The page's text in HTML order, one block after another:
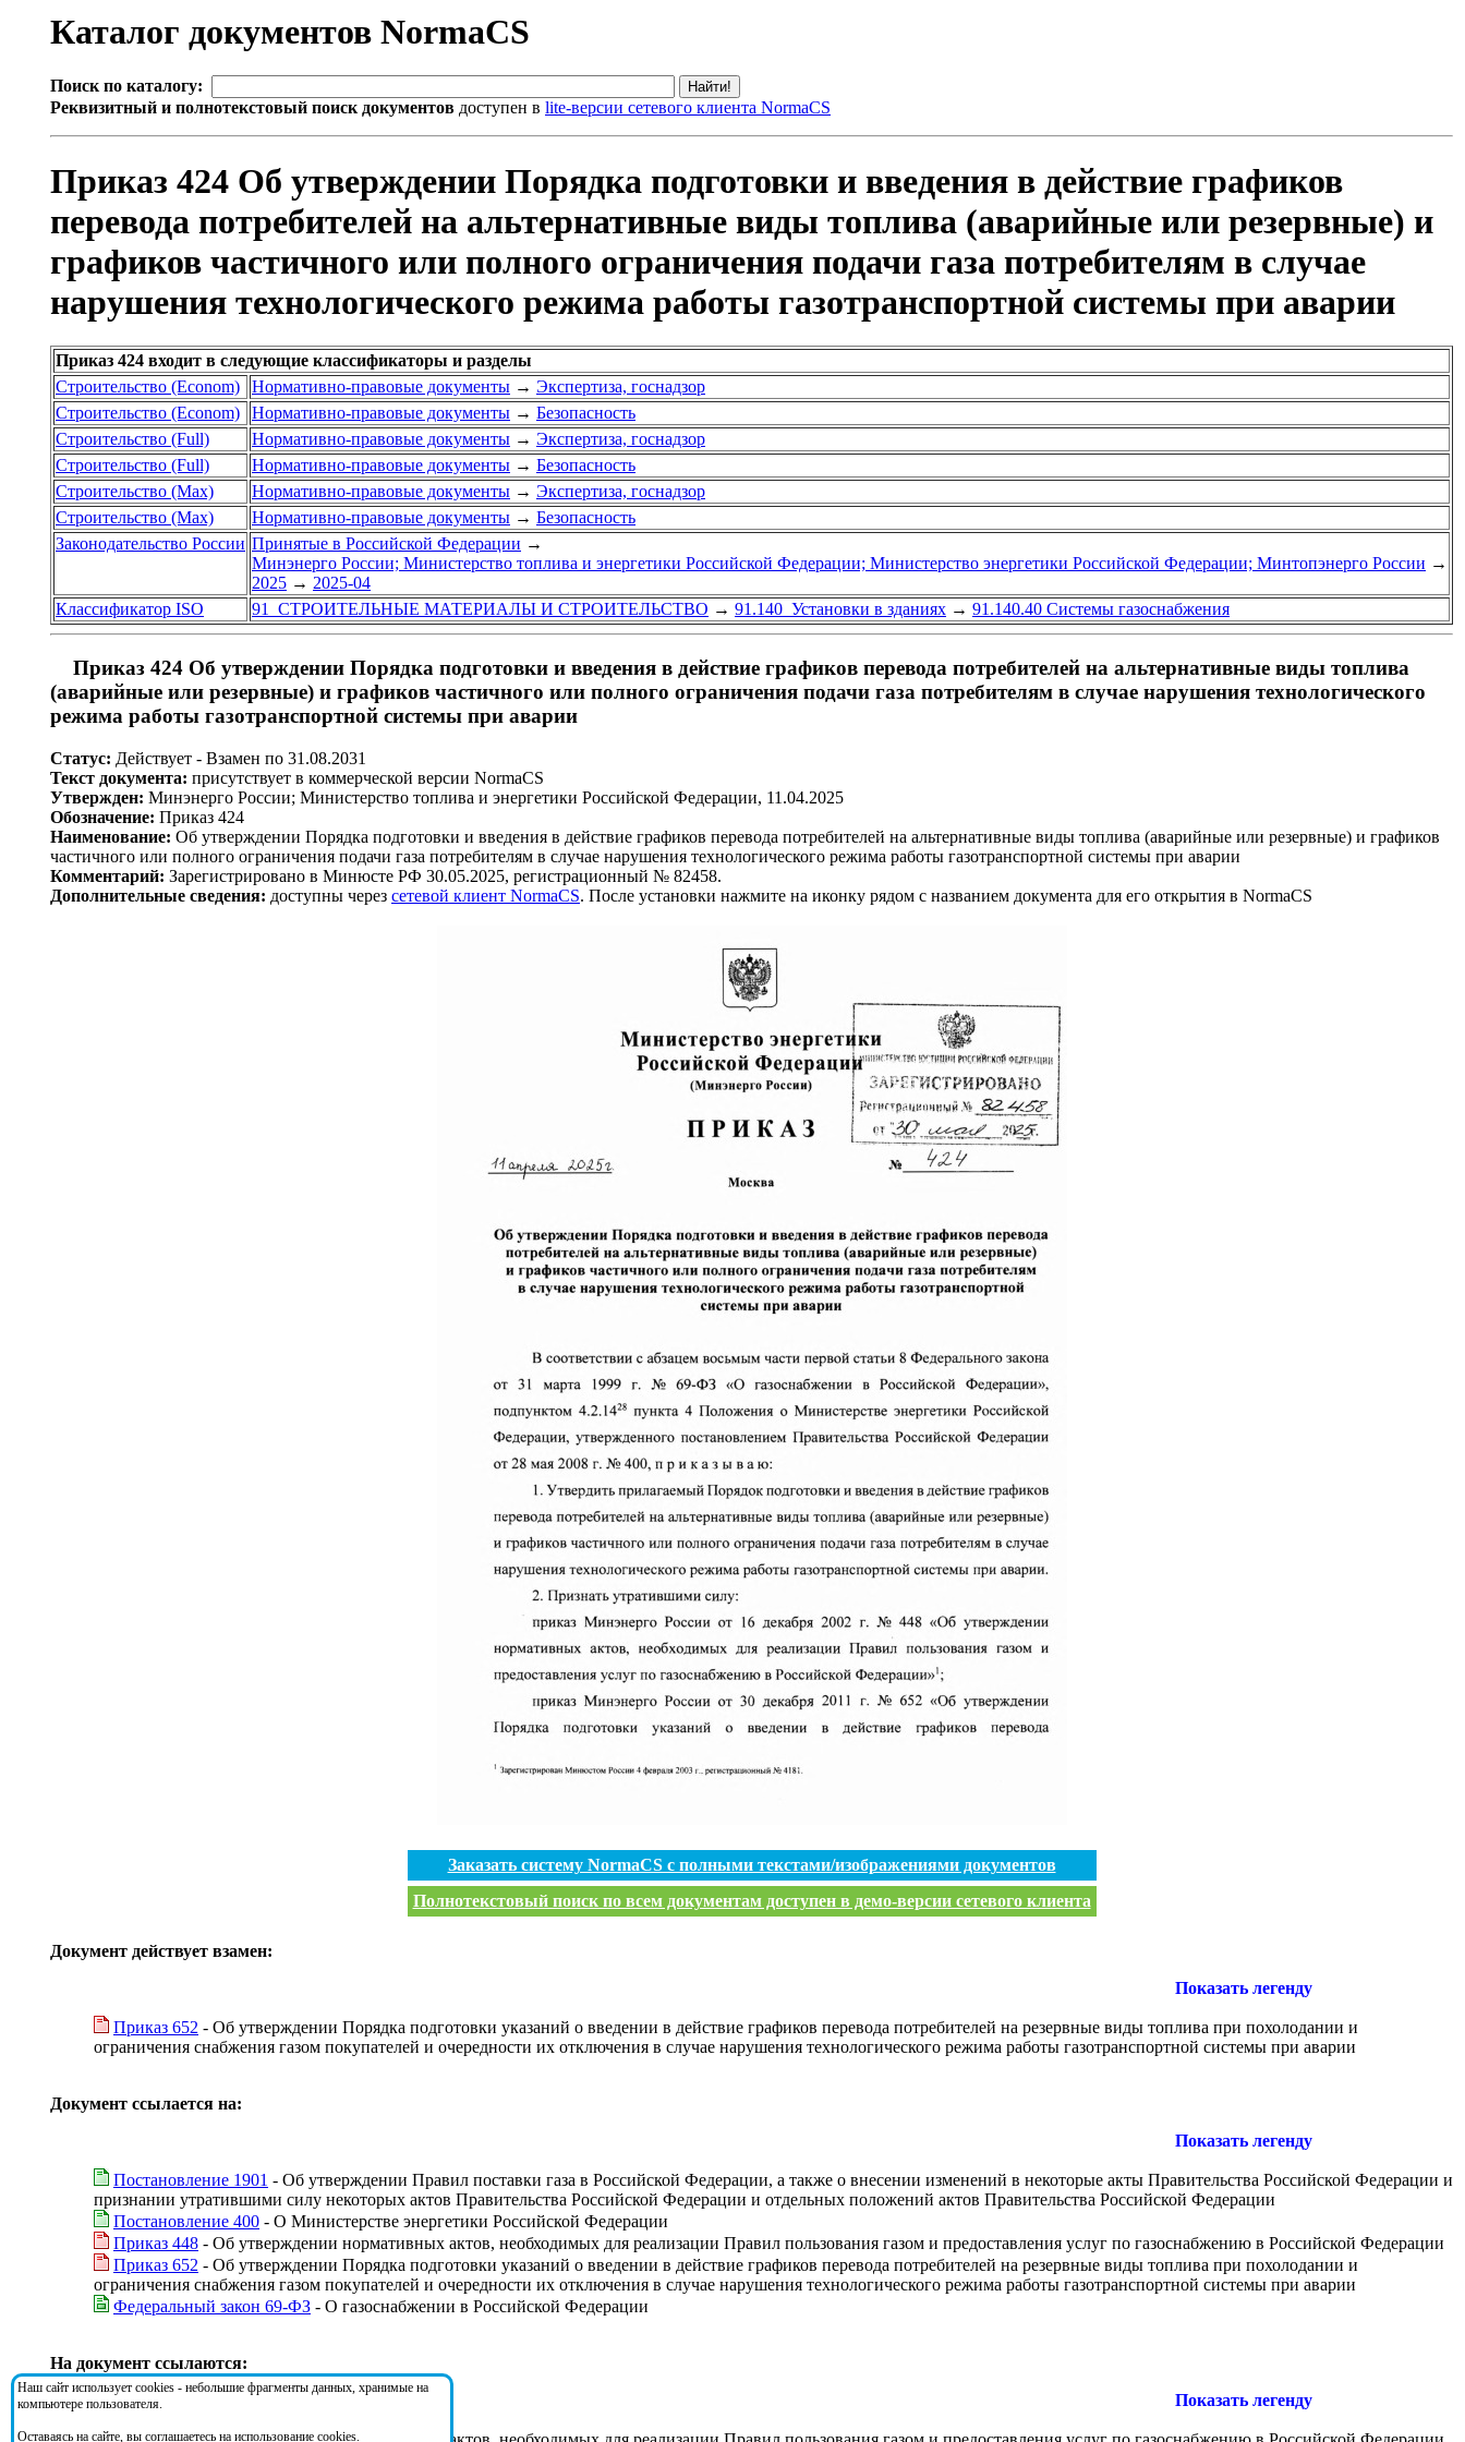
Каталог документов NormaCS
Поиск по каталогу:
Реквизитный и полнотекстовый поиск документов доступен в lite-версии сетевого клиента NormaCS
Приказ 424 Об утверждении Порядка подготовки и введения в действие графиков
перевода потребителей на альтернативные виды топлива (аварийные или резервные) и
графиков частичного или полного ограничения подачи газа потребителям в случае
нарушения технологического режима работы газотранспортной системы при аварии
Приказ 424 входит в следующие классификаторы и разделы
Строительство (Econom)
Нормативно-правовые документы → Экспертиза, госнадзор
Строительство (Econom)
Нормативно-правовые документы → Безопасность
Строительство (Full)
Нормативно-правовые документы → Экспертиза, госнадзор
Строительство (Full)
Нормативно-правовые документы → Безопасность
Строительство (Max)
Нормативно-правовые документы → Экспертиза, госнадзор
Строительство (Max)
Нормативно-правовые документы → Безопасность
Законодательство России Принятые в Российской Федерации →
Минэнерго России; Министерство топлива и энергетики Российской Федерации; Министерство энергетики Российской Федерации; Минтопэнерго России →
2025 → 2025-04
Классификатор ISO
91 СТРОИТЕЛЬНЫЕ МАТЕРИАЛЫ И СТРОИТЕЛЬСТВО → 91.140 Установки в зданиях → 91.140.40 Системы газоснабжения
Приказ 424 Об утверждении Порядка подготовки и введения в действие графиков перевода потребителей на альтернативные виды топлива
(аварийные или резервные) и графиков частичного или полного ограничения подачи газа потребителям в случае нарушения технологического
режима работы газотранспортной системы при аварии
Статус: Действует - Взамен по 31.08.2031
Текст документа: присутствует в коммерческой версии NormaCS
Утвержден: Минэнерго России; Министерство топлива и энергетики Российской Федерации, 11.04.2025
Обозначение: Приказ 424
Наименование: Об утверждении Порядка подготовки и введения в действие графиков перевода потребителей на альтернативные виды топлива (аварийные или резервные) и графиков
частичного или полного ограничения подачи газа потребителям в случае нарушения технологического режима работы газотранспортной системы при аварии
Комментарий: Зарегистрировано в Минюсте РФ 30.05.2025, регистрационный № 82458.
Дополнительные сведения: доступны через сетевой клиент NormaCS. После установки нажмите на иконку рядом с названием документа для его открытия в NormaCS
Заказать систему NormaCS с полными текстами/изображениями документов
Полнотекстовый поиск по всем документам доступен в демо-версии сетевого клиента
Документ действует взамен:
Показать легенду
Приказ 652 - Об утверждении Порядка подготовки указаний о введении в действие графиков перевода потребителей на резервные виды топлива при похолодании и
ограничения снабжения газом покупателей и очередности их отключения в случае нарушения технологического режима работы газотранспортной системы при аварии
Документ ссылается на:
Показать легенду
Постановление 1901 - Об утверждении Правил поставки газа в Российской Федерации, а также о внесении изменений в некоторые акты Правительства Российской Федерации и
признании утратившими силу некоторых актов Правительства Российской Федерации и отдельных положений актов Правительства Российской Федерации
Постановление 400 - О Министерстве энергетики Российской Федерации
Приказ 448 - Об утверждении нормативных актов, необходимых для реализации Правил пользования газом и предоставления услуг по газоснабжению в Российской Федерации
Приказ 652 - Об утверждении Порядка подготовки указаний о введении в действие графиков перевода потребителей на резервные виды топлива при похолодании и
ограничения снабжения газом покупателей и очередности их отключения в случае нарушения технологического режима работы газотранспортной системы при аварии
Федеральный закон 69-ФЗ - О газоснабжении в Российской Федерации
На документ ссылаются:
Показать легенду
Наш сайт использует cookies - небольшие фрагменты данных, хранимые на
компьютере пользователя.
Оставаясь на сайте, вы соглашаетесь на использование cookies.